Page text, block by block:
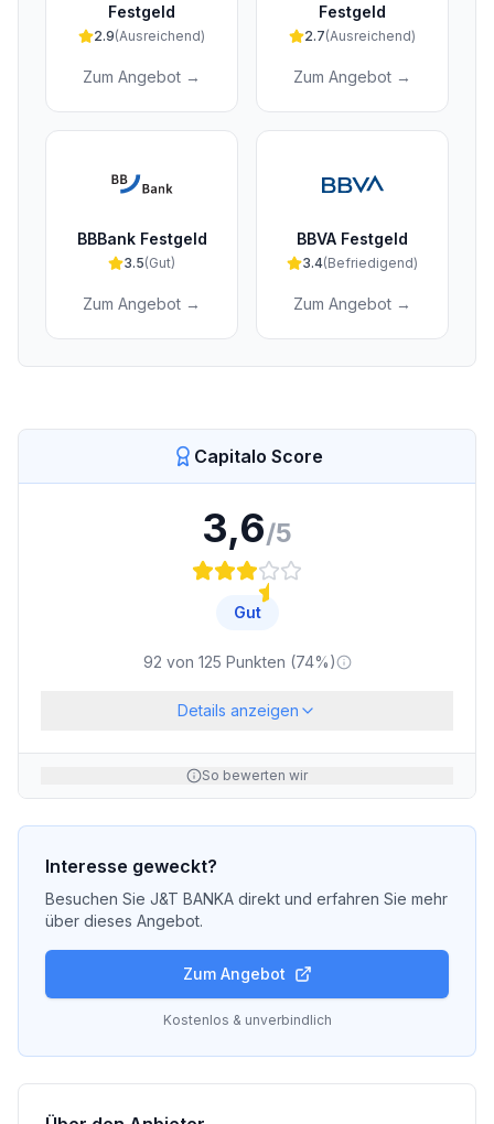
Festgeld
2.9(Ausreichend)
Zum Angebot →
Festgeld
2.7(Ausreichend)
Zum Angebot →
BBBank Festgeld
3.5(Gut)
Zum Angebot →
BBVA Festgeld
3.4(Befriedigend)
Zum Angebot →
Capitalo Score
3,6/5
Gut
92 von 125 Punkten (74%)
Details anzeigen
So bewerten wir
Interesse geweckt?
Besuchen Sie J&T BANKA direkt und erfahren Sie mehr
über dieses Angebot.
Zum Angebot
Kostenlos & unverbindlich